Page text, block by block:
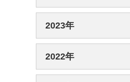
2023年
2022年